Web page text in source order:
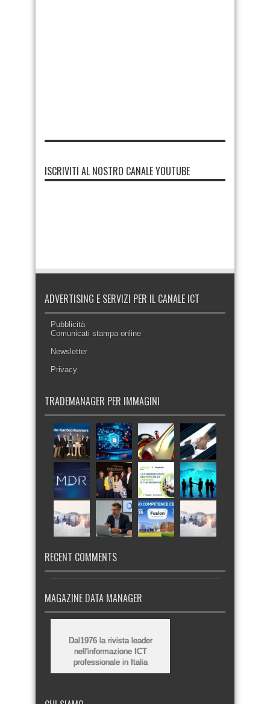
ISCRIVITI AL NOSTRO CANALE YOUTUBE
ADVERTISING E SERVIZI PER IL CANALE ICT
Pubblicità
Comunicati stampa online
Newsletter
Privacy
TRADEMANAGER PER IMMAGINI
RECENT COMMENTS
MAGAZINE DATA MANAGER
Dal1976 la rivista leader
nell'informazione ICT
professionale in Italia